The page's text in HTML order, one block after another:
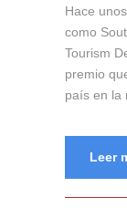
Hace
como
Tourism
premio
país en la
Leer